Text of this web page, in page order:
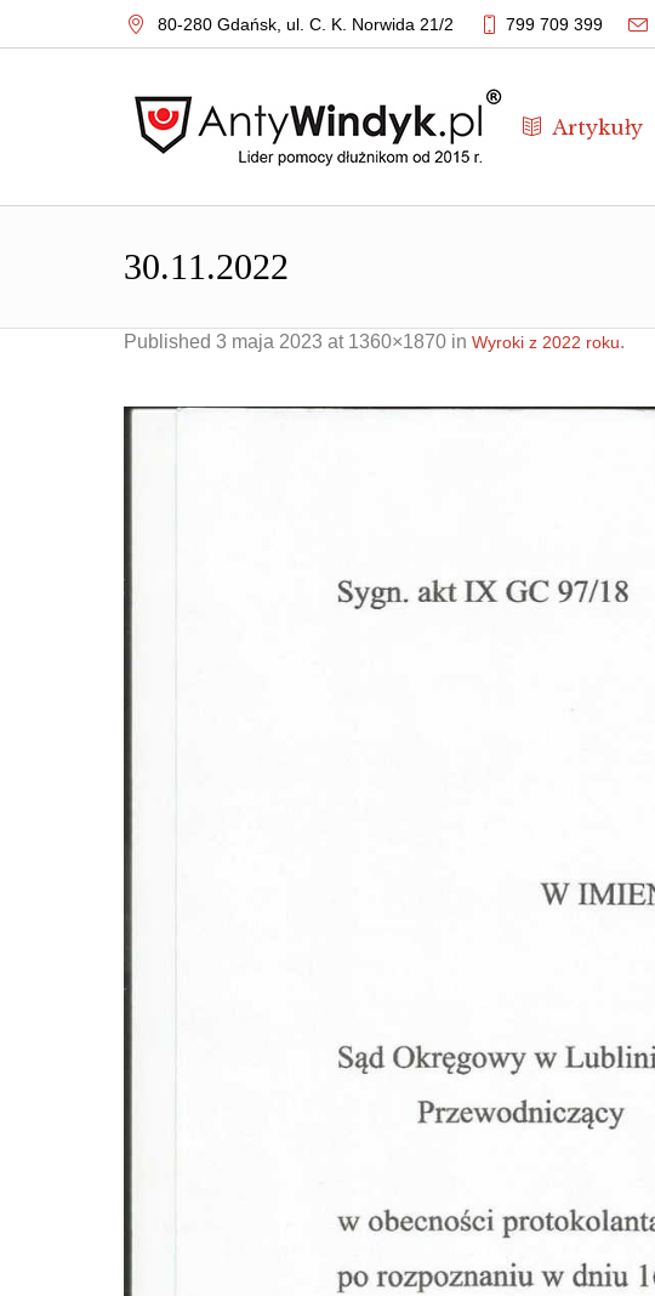
80-280 Gdańsk, ul. C. K. Norwida 21/2 799 709 399
Artykuły
30.11.2022
Published 3 maja 2023 at 1360×1870 in Wyroki z 2022 roku.